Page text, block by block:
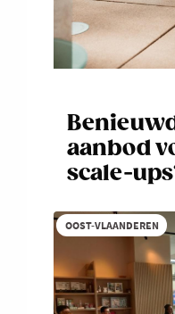
aanbod
scale-
OOST-VLAANDEREN